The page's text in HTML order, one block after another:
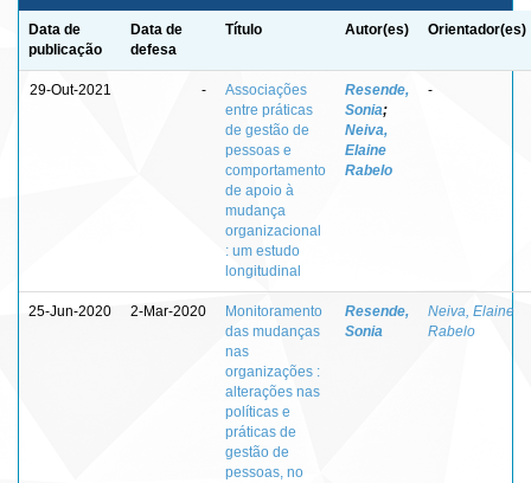
Data de
publicação
Data de
defesa
Título Autor(es) Orientador(es)
29-Out-2021 -
Associações
entre práticas
de gestão de
pessoas e
comportamento
de apoio à
mudança
organizacional
: um estudo
longitudinal
Resende,
Sonia;
Neiva,
Elaine
Rabelo
-
25-Jun-2020 2-Mar-2020
Monitoramento
das mudanças
nas
organizações :
alterações nas
políticas e
práticas de
gestão de
pessoas, no
Resende,
Sonia
Neiva, Elaine
Rabelo